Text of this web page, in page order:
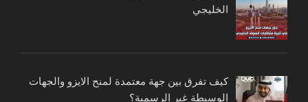
الخليجي
كيف تفرق بين جهة معتمدة لمنح الايزو والجهات
الوسيطة غير الرسمية؟